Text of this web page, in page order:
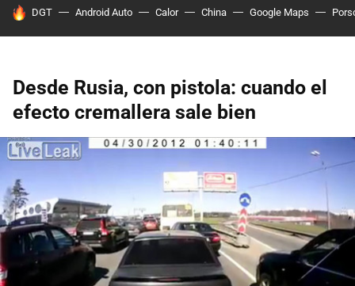
HOY SE HABLA DE
DGT Android Auto Calor China Google Maps
Desde Rusia, con pistola: cuando el
efecto cremallera sale bien